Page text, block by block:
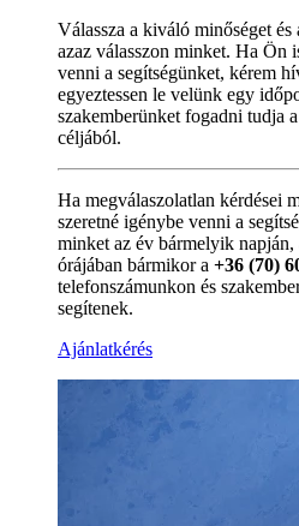
Válassza a kiváló minőséget és
azaz válasszon minket. Ha Ön
venni a segítségünket, kérem
egyeztessen le velünk egy
szakemberünket fogadni tudja
céljából.
Ha megválaszolatlan kérdései
szeretné igénybe venni a
minket az év bármelyik napján,
órájában bármikor a +36 (70)
telefonszámunkon és
segítenek.
Ajánlatkérés